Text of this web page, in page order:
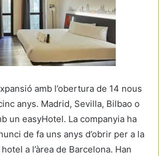
amb l’obertura de 14 nous
anys. Madrid, Sevilla, Bilbao o
un easyHotel. La companyia ha
de fa uns anys d’obrir per a la
a l’àrea de Barcelona. Han